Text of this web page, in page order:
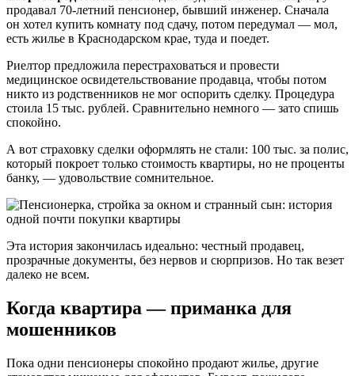
продавал 70-летний пенсионер, бывший инженер. Сначала
он хотел купить комнату под сдачу, потом передумал — мол,
есть жилье в Краснодарском крае, туда и поедет.
Риелтор предложила перестраховаться и провести
медицинское освидетельствование продавца, чтобы потом
никто из родственников не мог оспорить сделку. Процедура
стоила 15 тыс. рублей. Сравнительно немного — зато спишь
спокойно.
А вот страховку сделки оформлять не стали: 100 тыс. за полис,
который покроет только стоимость квартиры, но не проценты
банку, — удовольствие сомнительное.
Эта история закончилась идеально: честный продавец,
прозрачные документы, без нервов и сюрпризов. Но так везет
далеко не всем.
Когда квартира — приманка для
мошенников
Пока одни пенсионеры спокойно продают жилье, другие